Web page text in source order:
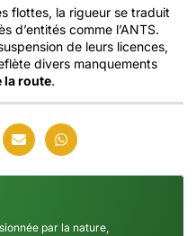
flottes, la rigueur se traduit
d’entités comme l’ANTS.
de leurs licences,
divers manquements
la route.
par la nature,